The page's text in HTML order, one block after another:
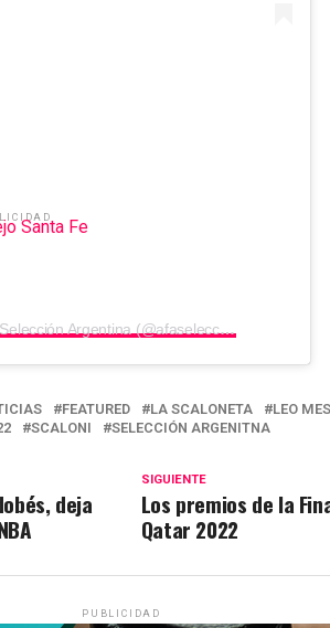
Una publicación compartida de Selección Argentina (@afaseleccion)
FEATURED LA SCALONETA LEO
SCALONI SELECCIÓN ARGENITNA
SIGUIENTE
Los premios de la
Qatar 2022
deja
PUBLICIDAD